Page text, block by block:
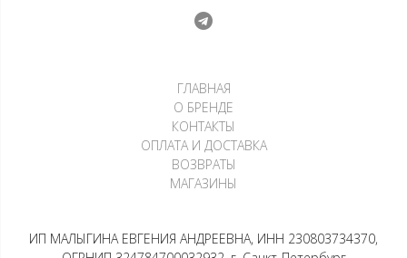
Лонгслив — Рейв белый с
порезкой
3 500